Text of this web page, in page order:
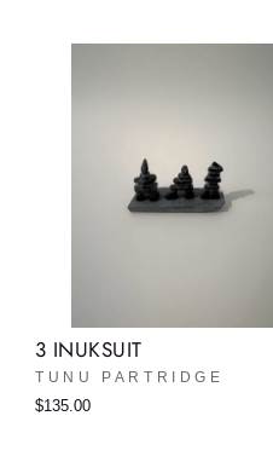
3 INUKSUIT
TUNU PARTRIDGE
$135.00